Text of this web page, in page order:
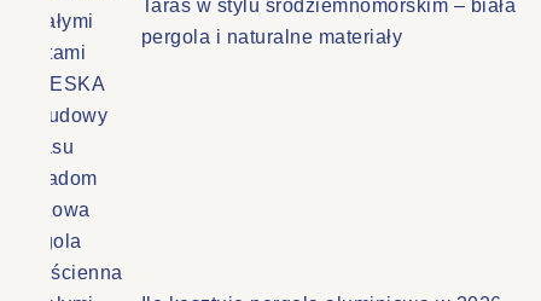
Taras w stylu śródziemnomorskim – biała
pergola i naturalne materiały